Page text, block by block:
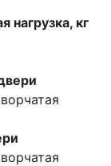
нагрузка, кг